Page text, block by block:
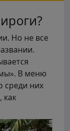
Но не все
В меню
среди них
как